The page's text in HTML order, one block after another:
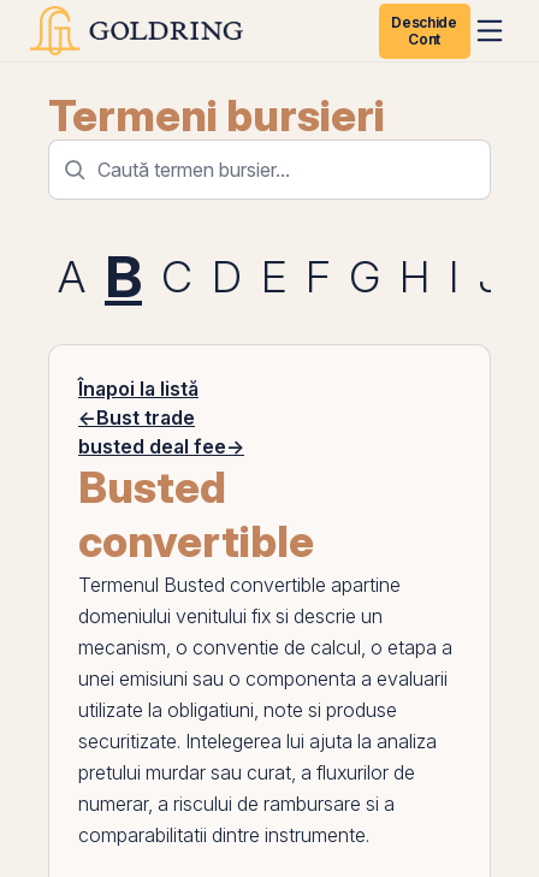
Deschide
Cont
Termeni bursieri
A B C D E F G H I J
Înapoi la listă
←Bust trade
busted deal fee→
Busted
convertible
Termenul Busted convertible apartine
domeniului venitului fix si descrie un
mecanism, o conventie de calcul, o etapa a
unei emisiuni sau o componenta a evaluarii
utilizate la obligatiuni, note si produse
securitizate. Intelegerea lui ajuta la analiza
pretului murdar sau curat, a fluxurilor de
numerar, a riscului de rambursare si a
comparabilitatii dintre instrumente.